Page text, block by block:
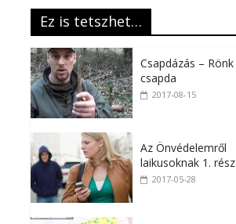
Ez is tetszhet…
Csapdázás – Rönk
csapda
2017-08-15
Az Önvédelemről
laikusoknak 1. rész
2017-05-28